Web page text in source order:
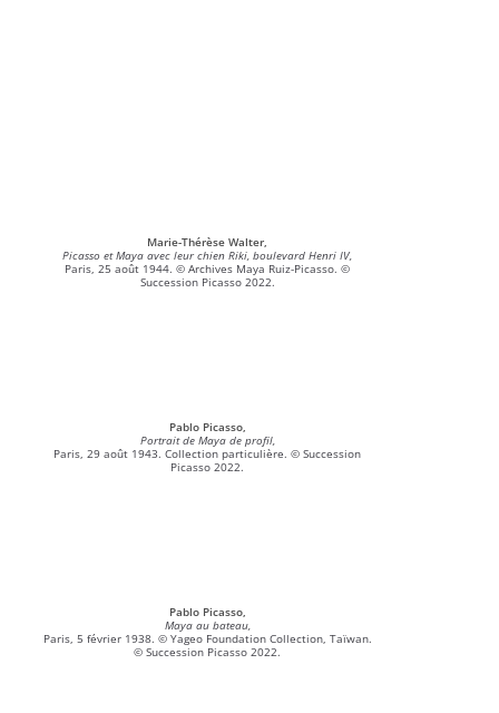
Marie-Thérèse Walter,
Picasso et Maya avec leur chien Riki, boulevard Henri IV,
Paris, 25 août 1944. © Archives Maya Ruiz-Picasso. ©
Succession Picasso 2022.
Pablo Picasso,
Portrait de Maya de profil,
Paris, 29 août 1943. Collection particulière. © Succession
Picasso 2022.
Pablo Picasso,
Maya au bateau,
Paris, 5 février 1938. © Yageo Foundation Collection, Taïwan.
© Succession Picasso 2022.